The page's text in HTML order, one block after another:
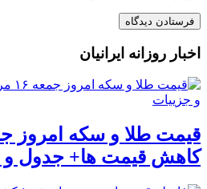
اخبار روزانه ایرانیان
کاهش قیمت ها+ جدول و